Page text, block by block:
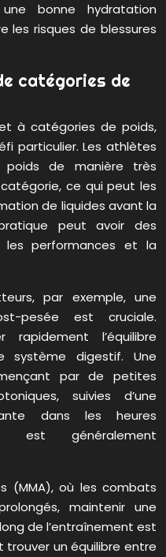
bonne hydratation
les risques de blessures
catégories de
à catégories de poids,
particulier. Les athlètes
poids de manière très
ce qui peut les
de liquides avant la
peut avoir des
les performances et la
par exemple, une
pesée est cruciale.
l’équilibre
système digestif. Une
par de petites
suivies d’une
dans les heures
est généralement
(MMA), où les combats
maintenir une
de l’entraînement est
trouver un équilibre entre